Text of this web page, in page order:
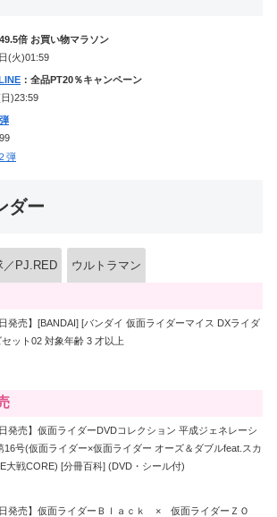
倍 お買い物マラソン
(火)01:59
：全品PT20％キャンペーン
)23:59
ダー
／PJ.RED ウルトラマン
日発売】[BANDAI] [バンダイ 仮面ライダーマイス DXライダ
ット02 対象年齢 3 才以上
日発売】仮面ライダーDVDコレクション 平成ジェネレーシ
16号(仮面ライダー×仮面ライダー オーズ＆ダブルfeat.スカ
大戦CORE) [分冊百科] (DVD・シール付)
日発売】仮面ライダーＢｌａｃｋ × 仮面ライダーＺＯ